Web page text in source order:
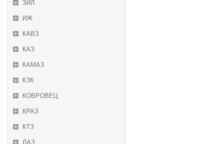
ЗИЛ
ИЖ
КАВЗ
КАЗ
КАМАЗ
КЗК
КОВРОВЕЦ
КРАЗ
КТЗ
ЛАЗ